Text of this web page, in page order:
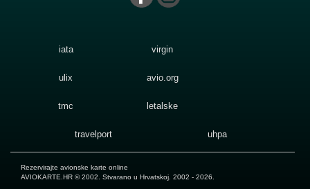
iata virgin
ulix avio.org
tmc letalske
travelport uhpa
Rezervirajte avionske karte online
AVIOKARTE.HR © 2002. Stvarano u Hrvatskoj. 2002 - 2026.